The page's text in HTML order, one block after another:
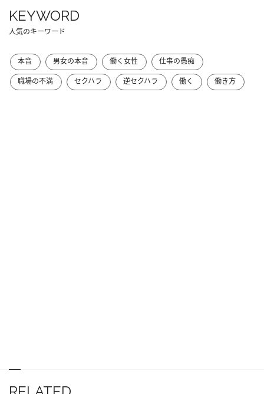
KEYWORD
人気のキーワード
本音 男女の本音 働く女性
仕事の愚痴
職場の不満
セクハラ 逆セクハラ 働く 働き方